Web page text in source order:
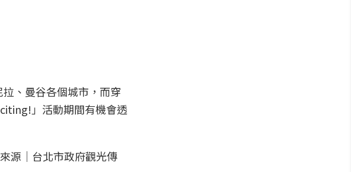
、曼谷各個城市，而穿
」活動期間有機會透